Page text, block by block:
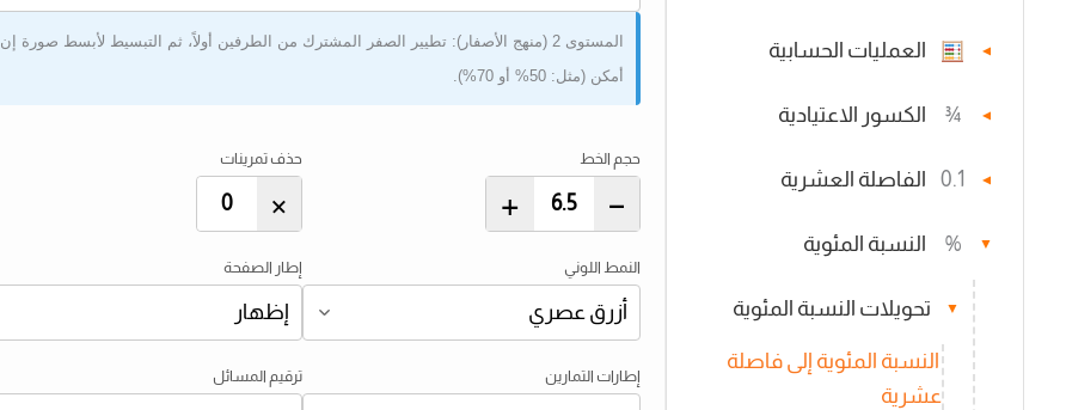
▼ العمليات الحسابية
▼
¾ الكسور الاعتيادية
▼
0.1 الفاصلة العشرية
▼
% النسبة المئوية
▼ تحويلات النسبة المئوية
النسبة المئوية إلى فاصلة
عشرية
المستوى 2 (منهج الأصفار): تطيير الصفر المشترك من الطرفين أولاً، ثم التبسيط لأبسط صورة إن
أمكن (مثل: 50% أو 70%).
حجم الخط
–
+
حذف تمرينات
×
النمط اللوني إطار الصفحة
إطارات التمارين ترقيم المسائل